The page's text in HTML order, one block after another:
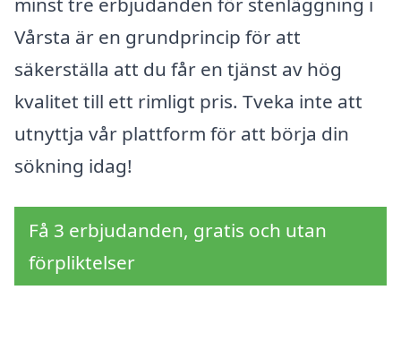
Vårsta är en grundprincip för att
säkerställa att du får en tjänst av hög
kvalitet till ett rimligt pris. Tveka inte att
utnyttja vår plattform för att börja din
sökning idag!
Få 3 erbjudanden, gratis och utan
förpliktelser